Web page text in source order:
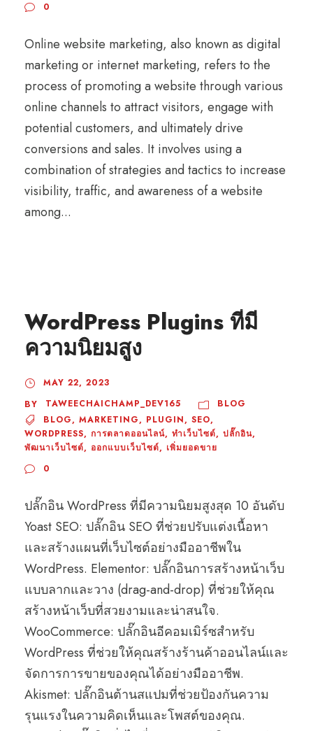
0
Online website marketing, also known as digital
marketing or internet marketing, refers to the
process of promoting a website through various
online channels to attract visitors, engage with
potential customers, and ultimately drive
conversions and sales. It involves using a
combination of strategies and tactics to increase
visibility, traffic, and awareness of a website
among...
WordPress Plugins ที่มี
ความนิยมสูง
MAY 22, 2023
BY
TAWEECHAICHAMP_DEV165
BLOG
BLOG, MARKETING, PLUGIN, SEO,
WORDPRESS, การตลาดออนไลน์, ทำเว็บไซต์, ปลั๊กอิน,
พัฒนาเว็บไซต์, ออกแบบเว็บไซต์, เพิ่มยอดขาย
0
ปลั๊กอิน WordPress ที่มีความนิยมสูงสุด 10 อันดับ
Yoast SEO: ปลั๊กอิน SEO ที่ช่วยปรับแต่งเนื้อหา
และสร้างแผนที่เว็บไซต์อย่างมืออาชีพใน
WordPress. Elementor: ปลั๊กอินการสร้างหน้าเว็บ
แบบลากและวาง (drag-and-drop) ที่ช่วยให้คุณ
สร้างหน้าเว็บที่สวยงามและน่าสนใจ.
WooCommerce: ปลั๊กอินอีคอมเมิร์ซสำหรับ
WordPress ที่ช่วยให้คุณสร้างร้านค้าออนไลน์และ
จัดการการขายของคุณได้อย่างมืออาชีพ.
Akismet: ปลั๊กอินต้านสแปมที่ช่วยป้องกันความ
รุนแรงในความคิดเห็นและโพสต์ของคุณ.